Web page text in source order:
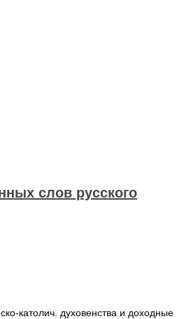
слов русского
католич. духовенства и доходные